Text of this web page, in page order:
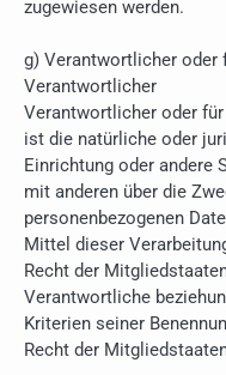
zugewiesen werden.
g) Verantwortlicher oder
Verantwortlicher
Verantwortlicher oder
ist die natürliche oder
Einrichtung oder andere
mit anderen über die
personenbezogenen
Mittel dieser
Recht der
Verantwortliche
Kriterien seiner
Recht der